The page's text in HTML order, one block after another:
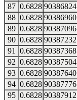
87 0.6828 90386824
88 0.6828 90386960
89 0.6828 90387096
90 0.6828 90387232
91
0.6828 90387368
92 0.6828 90387504
93 0.6828 90387640
94 0.6828 90387776
95 0.6828 90387912